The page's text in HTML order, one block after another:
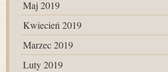
Maj 2019
Kwiecień 2019
Marzec 2019
Luty 2019